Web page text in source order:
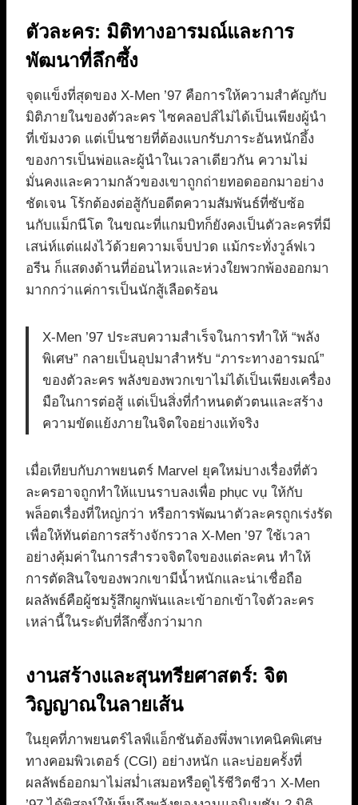
ตัวละคร: มิติทางอารมณ์และการ
พัฒนาที่ลึกซึ้ง
จุดแข็งที่สุดของ X-Men ’97 คือการให้ความสำคัญกับ
มิติภายในของตัวละคร ไซคลอปส์ไม่ได้เป็นเพียงผู้นำ
ที่เข้มงวด แต่เป็นชายที่ต้องแบกรับภาระอันหนักอึ้ง
ของการเป็นพ่อและผู้นำในเวลาเดียวกัน ความไม่
มั่นคงและความกลัวของเขาถูกถ่ายทอดออกมาอย่าง
ชัดเจน โร้กต้องต่อสู้กับอดีตความสัมพันธ์ที่ซับซ้อ
นกับแม็กนีโต ในขณะที่แกมบิทก็ยังคงเป็นตัวละครที่มี
เสน่ห์แต่แฝงไว้ด้วยความเจ็บปวด แม้กระทั่งวูล์ฟเว
อรีน ก็แสดงด้านที่อ่อนไหวและห่วงใยพวกพ้องออกมา
มากกว่าแค่การเป็นนักสู้เลือดร้อน
X-Men ’97 ประสบความสำเร็จในการทำให้ “พลัง
พิเศษ” กลายเป็นอุปมาสำหรับ “ภาระทางอารมณ์”
ของตัวละคร พลังของพวกเขาไม่ได้เป็นเพียงเครื่อง
มือในการต่อสู้ แต่เป็นสิ่งที่กำหนดตัวตนและสร้าง
ความขัดแย้งภายในจิตใจอย่างแท้จริง
เมื่อเทียบกับภาพยนตร์ Marvel ยุคใหม่บางเรื่องที่ตัว
ละครอาจถูกทำให้แบนราบลงเพื่อ phục vụ ให้กับ
พล็อตเรื่องที่ใหญ่กว่า หรือการพัฒนาตัวละครถูกเร่งรัด
เพื่อให้ทันต่อการสร้างจักรวาล X-Men ’97 ใช้เวลา
อย่างคุ้มค่าในการสำรวจจิตใจของแต่ละคน ทำให้
การตัดสินใจของพวกเขามีน้ำหนักและน่าเชื่อถือ
ผลลัพธ์คือผู้ชมรู้สึกผูกพันและเข้าอกเข้าใจตัวละคร
เหล่านี้ในระดับที่ลึกซึ้งกว่ามาก
งานสร้างและสุนทรียศาสตร์: จิต
วิญญาณในลายเส้น
ในยุคที่ภาพยนตร์ไลฟ์แอ็กชันต้องพึ่งพาเทคนิคพิเศษ
ทางคอมพิวเตอร์ (CGI) อย่างหนัก และบ่อยครั้งที่
ผลลัพธ์ออกมาไม่สม่ำเสมอหรือดูไร้ชีวิตชีวา X-Men